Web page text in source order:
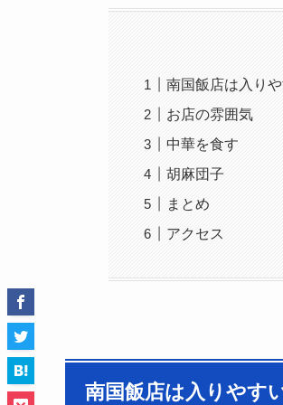
南国飯店は入りや
お店の雰囲気
中華を食す
胡麻団子
まとめ
アクセス
南国飯店は入りやす